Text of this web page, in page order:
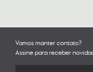
Vamos manter contato?
Assine para receber